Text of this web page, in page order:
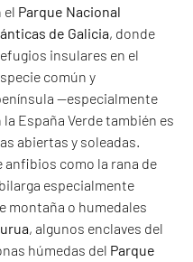
el Parque Nacional
de Galicia, donde
insulares en el
común y
—especialmente
España Verde también es
abiertas y soleadas.
anfibios como la rana de
especialmente
montaña o humedales
, algunos enclaves del
húmedas del Parque